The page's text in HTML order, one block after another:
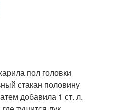
пол головки
стакан половину
добавила 1 ст. л.